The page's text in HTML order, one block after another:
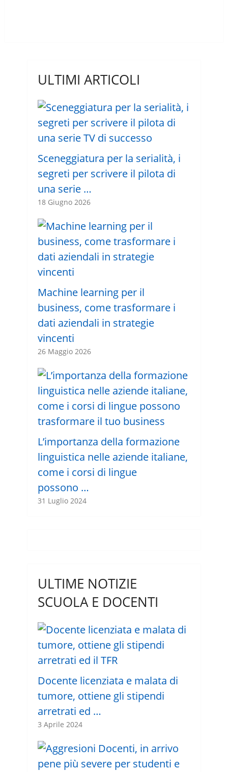
ULTIMI ARTICOLI
Sceneggiatura per la serialità, i
segreti per scrivere il pilota di
una serie …
18 Giugno 2026
Machine learning per il
business, come trasformare i
dati aziendali in strategie
vincenti
26 Maggio 2026
L’importanza della formazione
linguistica nelle aziende italiane,
come i corsi di lingue
possono …
31 Luglio 2024
ULTIME NOTIZIE
SCUOLA E DOCENTI
Docente licenziata e malata di
tumore, ottiene gli stipendi
arretrati ed …
3 Aprile 2024